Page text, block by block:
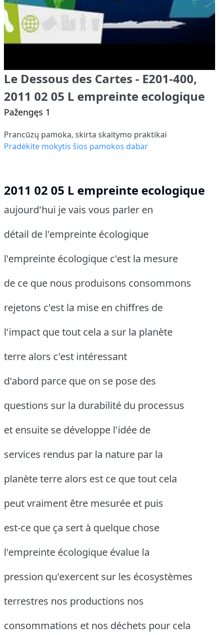
Le Dessous des Cartes - E201-400,
2011 02 05 L empreinte ecologique
Pažengęs 1
Prancūzų pamoka, skirta skaitymo praktikai
Pradėkite mokytis šios pamokos dabar
2011 02 05 L empreinte ecologique
aujourd'hui je vais vous parler en
détail de l'empreinte écologique
l'empreinte écologique c'est la mesure
de ce que nous produisons consommons
rejetons c'est la mise en chiffres de
l'impact que tout cela a sur la planète
terre alors c'est intéressant
d'abord parce que on se pose des
questions sur la durabilité du processus
et ensuite se développe l'idée de
services rendus par la nature par la
planète terre alors est ce que tout cela
peut vraiment être mesurée et puis
est-ce que ça sert à quelque chose
l'empreinte écologique évalue la
pression qu'exercent sur les écosystèmes
terrestres nos productions nos
consommations et nos déchets pour cela